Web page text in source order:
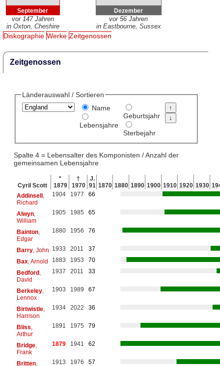
September
vor 147 Jahren
in Oxton, Cheshire
Dezember
vor 56 Jahren
in Eastbourne, Sussex
Diskographie Werke Zeitgenossen
Zeitgenossen
Länderauswahl / Sortieren
Name
Lebensjahre
Geburtsjahr
Sterbejahr
Spalte 4 = Lebensalter des Komponisten / Anzahl der
gemeinsamen Lebensjahre
Cyril Scott
*
1879
†
1970
J.
91 1870 1880 1890 1900 1910 1920 1930
Addinsell,
Richard
1904 1977 66
Alwyn,
William
1905 1985 65
Bainton,
Edgar
1880 1956 76
Barry, John 1933 2011
37
Bax, Arnold 1883 1953
70
Bedford,
David
1937 2011 33
Berkeley,
Lennox
1903 1989 67
Birtwistle,
Harrison
1934 2022 36
Bliss
Arthur
1891 1975 79
Bridge,
Frank
1879 1941 62
Britten,
1913 1976 57